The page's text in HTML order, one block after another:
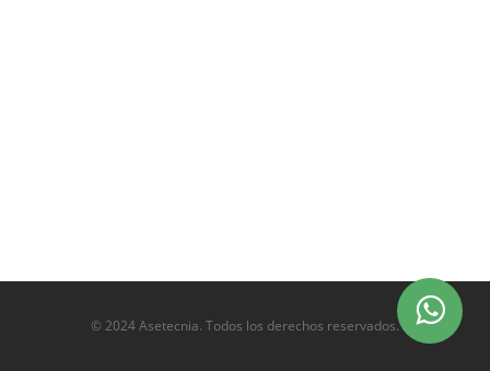
© 2024 Asetecnia. Todos los derechos reservados.